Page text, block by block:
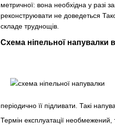
метричної: вона необхідна у разі
реконструювати не доведеться
складе труднощів.
Схема ніпельної напувалки
періодично її підливати. Такі
Термін експлуатації необмежений,